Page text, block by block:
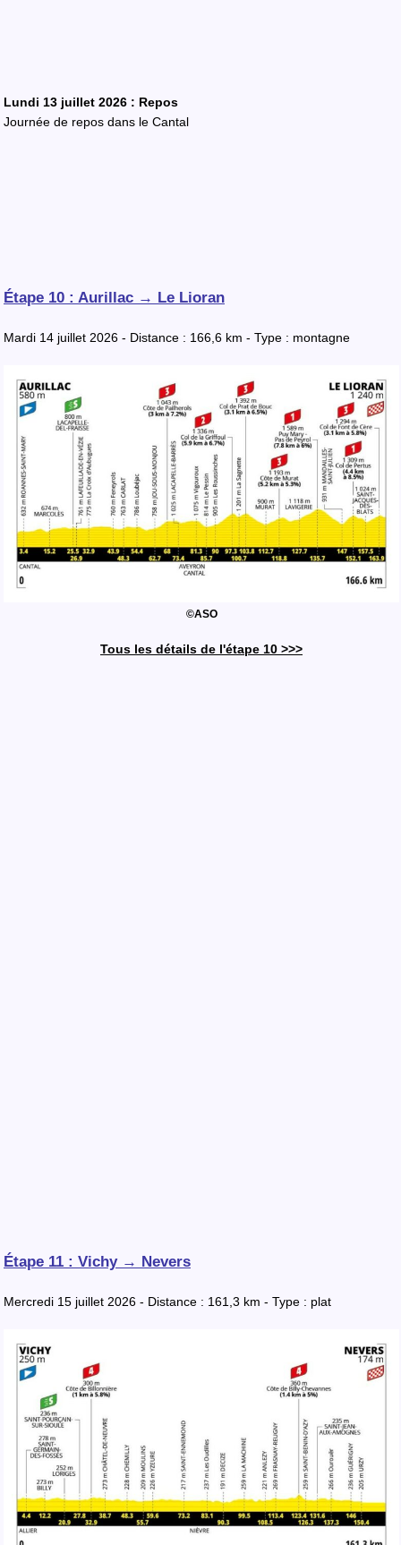
Lundi 13 juillet 2026 : Repos
Journée de repos dans le Cantal
Étape 10 : Aurillac → Le Lioran
Mardi 14 juillet 2026 - Distance : 166,6 km - Type : montagne
©ASO
Tous les détails de l'étape 10 >>>
Étape 11 : Vichy → Nevers
Mercredi 15 juillet 2026 - Distance : 161,3 km - Type : plat